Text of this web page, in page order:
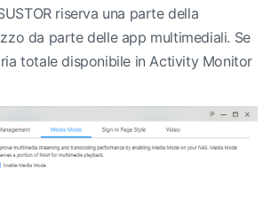
riserva una parte della
da parte delle app multimediali. Se
totale disponibile in Activity Monitor